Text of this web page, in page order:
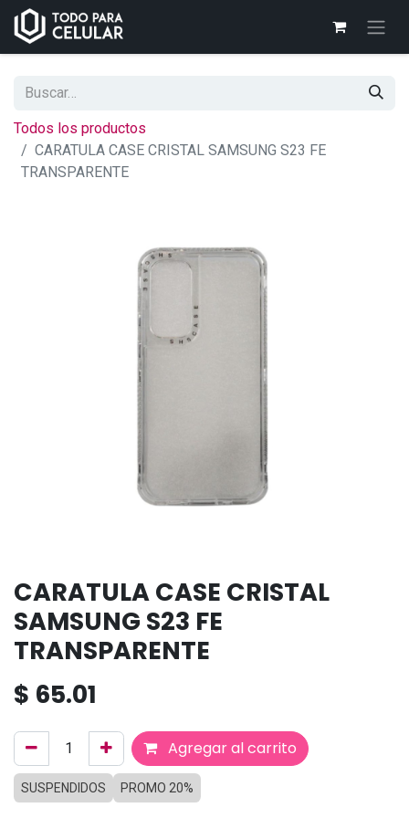
Todos los productos
CARATULA CASE CRISTAL SAMSUNG S23 FE
TRANSPARENTE
CARATULA CASE CRISTAL
SAMSUNG S23 FE
TRANSPARENTE
$ 65.01
Agregar al carrito
SUSPENDIDOS PROMO 20%